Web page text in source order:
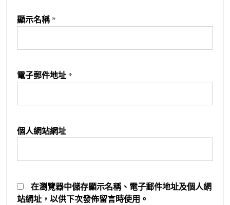
顯示名稱 *
電子郵件地址 *
個人網站網址
在瀏覽器中儲存顯示名稱、電子郵件地址及個人網
站網址，以供下次發佈留言時使用。